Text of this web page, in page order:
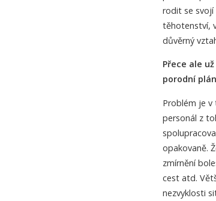
rodit se svojí
těhotenství,
důvěrný
Přece ale
porodní
Problém je
personál z
opakovaně.
zmírnění
cest atd.
nezvyklosti